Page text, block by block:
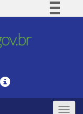
BR
Legislação
Toggle